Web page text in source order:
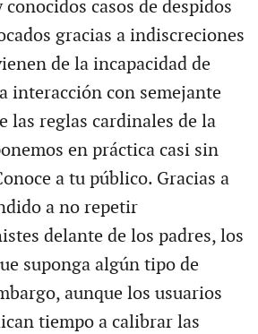
casos de despidos
gracias a indiscreciones
de la incapacidad de
interacción con semejante
las reglas cardinales de la
en práctica casi sin
a tu público. Gracias a
a no repetir
delante de los padres, los
suponga algún tipo de
aunque los usuarios
tiempo a calibrar las